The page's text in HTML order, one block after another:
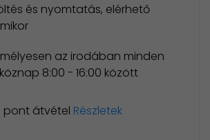
és nyomtatás, elérhető
az irodában minden
8:00 - 16:00 között
pont átvétel Részletek